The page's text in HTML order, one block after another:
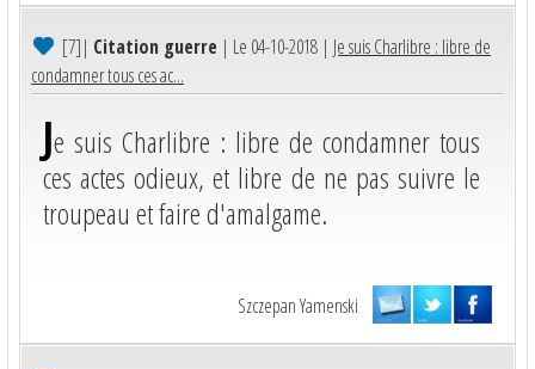
[7]| Citation guerre | Le 04-10-2018 | Je suis Charlibre : libre de
condamner tous ces ac...
Je suis Charlibre : libre de condamner tous
ces actes odieux, et libre de ne pas suivre le
troupeau et faire d'amalgame.
Szczepan Yamenski